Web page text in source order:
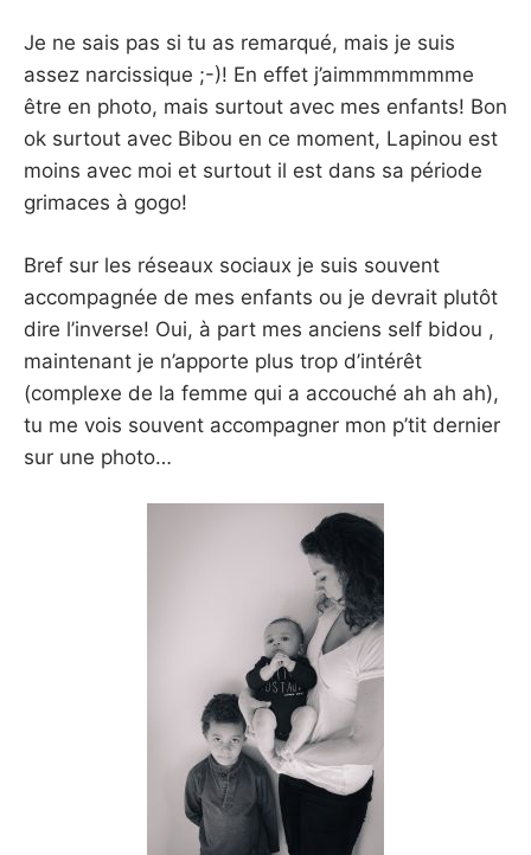
Je ne sais pas si tu as remarqué, mais je suis
assez narcissique ;-)! En effet j’aimmmmmmme
être en photo, mais surtout avec mes enfants! Bon
ok surtout avec Bibou en ce moment, Lapinou est
moins avec moi et surtout il est dans sa période
grimaces à gogo!
Bref sur les réseaux sociaux je suis souvent
accompagnée de mes enfants ou je devrait plutôt
dire l’inverse! Oui, à part mes anciens self bidou ,
maintenant je n’apporte plus trop d’intérêt
(complexe de la femme qui a accouché ah ah ah),
tu me vois souvent accompagner mon p’tit dernier
sur une photo…